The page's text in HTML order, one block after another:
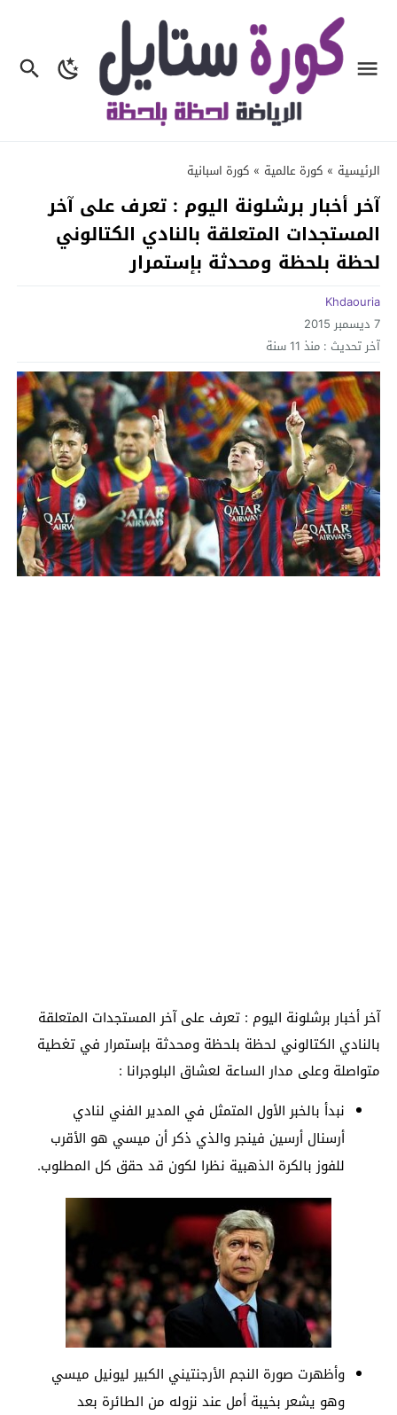
الرئيسية » كورة عالمية » كورة اسبانية
آخر أخبار برشلونة اليوم : تعرف على آخر
المستجدات المتعلقة بالنادي الكتالوني
لحظة بلحظة ومحدثة بإستمرار
Khdaouria
7 ديسمبر 2015
آخر تحديث : منذ 11 سنة
آخر أخبار برشلونة اليوم : تعرف على آخر المستجدات المتعلقة
بالنادي الكتالوني لحظة بلحظة ومحدثة بإستمرار في تغطية
متواصلة وعلى مدار الساعة لعشاق البلوجرانا :
نبدأ بالخبر الأول المتمثل في المدير الفني لنادي
أرسنال أرسين فينجر والذي ذكر أن ميسي هو الأقرب
للفوز بالكرة الذهبية نظرا لكون قد حقق كل المطلوب.
وأظهرت صورة النجم الأرجنتيني الكبير ليونيل ميسي
وهو يشعر بخيبة أمل عند نزوله من الطائرة بعد